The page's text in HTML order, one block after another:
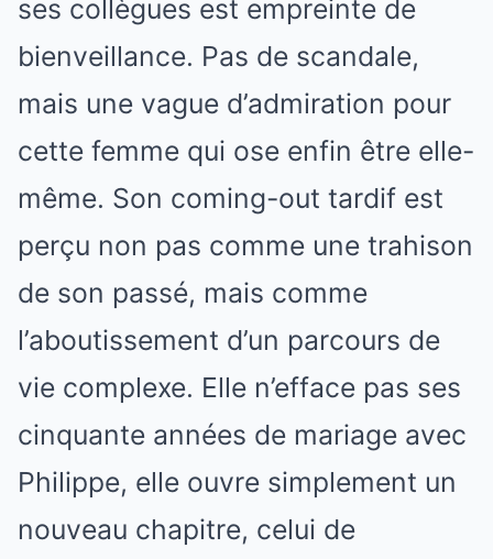
ses collègues est empreinte de
bienveillance. Pas de scandale,
mais une vague d’admiration pour
cette femme qui ose enfin être elle-
même. Son coming-out tardif est
perçu non pas comme une trahison
de son passé, mais comme
l’aboutissement d’un parcours de
vie complexe. Elle n’efface pas ses
cinquante années de mariage avec
Philippe, elle ouvre simplement un
nouveau chapitre, celui de